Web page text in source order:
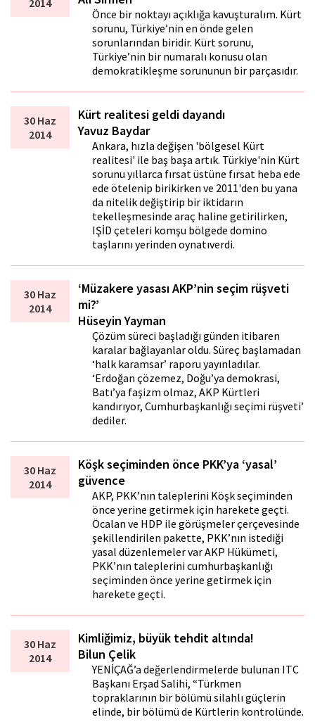
2014
Önce bir noktayı açıklığa kavuşturalım. Kürt
sorunu, Türkiye’nin en önde gelen
sorunlarından biridir. Kürt sorunu,
Türkiye’nin bir numaralı konusu olan
demokratikleşme sorununun bir parçasıdır.
30 Haz
2014
Kürt realitesi geldi dayandı
Yavuz Baydar
Ankara, hızla değişen 'bölgesel Kürt
realitesi' ile baş başa artık. Türkiye'nin Kürt
sorunu yıllarca fırsat üstüne fırsat heba ede
ede ötelenip birikirken ve 2011'den bu yana
da nitelik değiştirip bir iktidarın
tekelleşmesinde araç haline getirilirken,
IŞİD çeteleri komşu bölgede domino
taşlarını yerinden oynatıverdi.
30 Haz
2014
‘Müzakere yasası AKP’nin seçim rüşveti
mi?’
Hüseyin Yayman
Çözüm süreci başladığı günden itibaren
karalar bağlayanlar oldu. Süreç başlamadan
‘halk karamsar’ raporu yayınladılar.
‘Erdoğan çözemez, Doğu’ya demokrasi,
Batı’ya faşizm olmaz, AKP Kürtleri
kandırıyor, Cumhurbaşkanlığı seçimi rüşveti’
dediler.
30 Haz
2014
Köşk seçiminden önce PKK’ya ‘yasal’
güvence
AKP, PKK’nın taleplerini Köşk seçiminden
önce yerine getirmek için harekete geçti.
Öcalan ve HDP ile görüşmeler çerçevesinde
şekillendirilen pakette, PKK’nın istediği
yasal düzenlemeler var AKP Hükümeti,
PKK’nın taleplerini cumhurbaşkanlığı
seçiminden önce yerine getirmek için
harekete geçti.
30 Haz
2014
Kimliğimiz, büyük tehdit altında!
Bilun Çelik
YENİÇAĞ’a değerlendirmelerde bulunan ITC
Başkanı Erşad Salihi, “Türkmen
topraklarının bir bölümü silahlı güçlerin
elinde, bir bölümü de Kürtlerin kontrolünde.